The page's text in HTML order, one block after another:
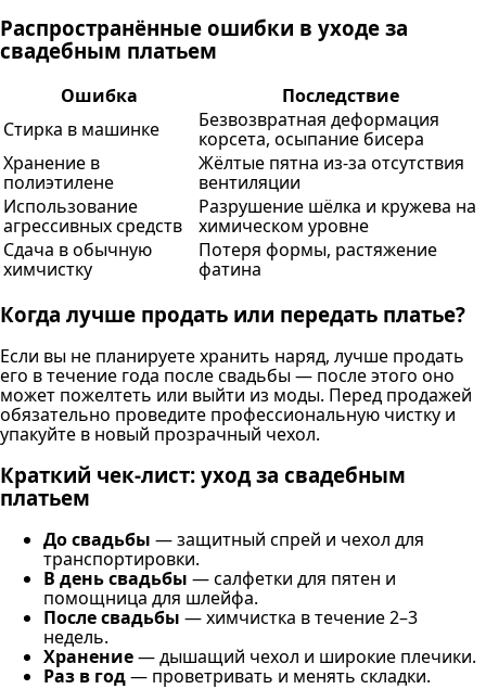
Распространённые ошибки в уходе за
свадебным платьем
Ошибка
Последствие
Стирка в машинке
Безвозвратная деформация
корсета, осыпание бисера
Хранение в
полиэтилене
Жёлтые пятна из-за отсутствия
вентиляции
Использование
агрессивных средств
Разрушение шёлка и кружева на
химическом уровне
Сдача в обычную
химчистку
Потеря формы, растяжение
фатина
Когда лучше продать или передать платье?
Если вы не планируете хранить наряд, лучше продать
его в течение года после свадьбы — после этого оно
может пожелтеть или выйти из моды. Перед продажей
обязательно проведите профессиональную чистку и
упакуйте в новый прозрачный чехол.
Краткий чек-лист: уход за свадебным
платьем
До свадьбы — защитный спрей и чехол для
транспортировки.
В день свадьбы — салфетки для пятен и
помощница для шлейфа.
После свадьбы — химчистка в течение 2–3
недель.
Хранение— дышащий чехол и широкие плечики.
Раз в год— проветривать и менять складки.